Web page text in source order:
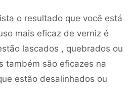
o resultado que você está
mais eficaz de verniz é
lascados , quebrados ou
também são eficazes na
estão desalinhados ou